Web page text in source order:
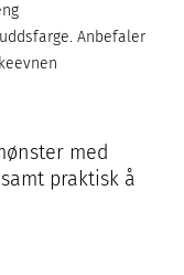
Anbefaler
med
praktisk å